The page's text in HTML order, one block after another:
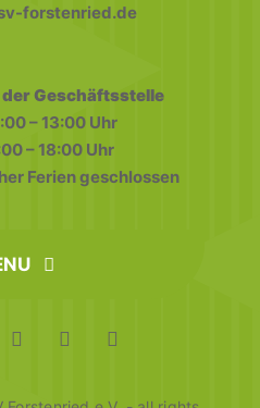
forstenried.de
Geschäftsstelle
– 13:00 Uhr
– 18:00 Uhr
Ferien geschlossen
FAQ